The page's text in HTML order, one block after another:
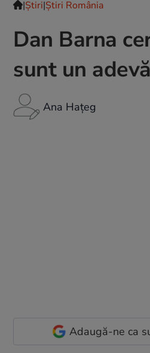
|Ştiri|Știri România
Dan Barna
sunt un
Ana Hațeg
Adaugă-ne ca